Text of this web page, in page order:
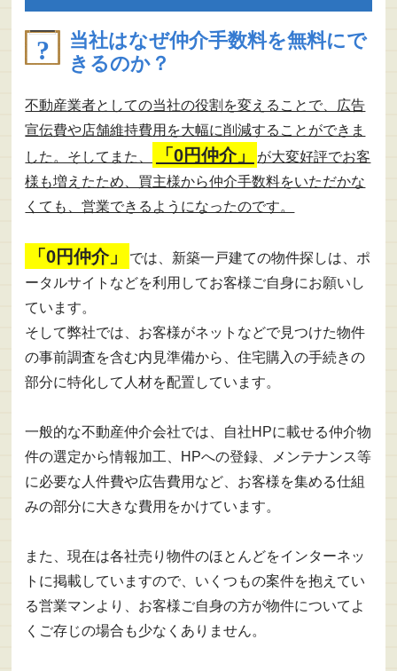
当社はなぜ仲介手数料を無料にで
きるのか？
不動産業者としての当社の役割を変えることで、広告
宣伝費や店舗維持費用を大幅に削減することができま
した。そしてまた、
「0円仲介」
が大変好評でお客
様も増えたため、買主様から仲介手数料をいただかな
くても、営業できるようになったのです。
「0円仲介」
では、新築一戸建ての物件探しは、ポ
ータルサイトなどを利用してお客様ご自身にお願いし
ています。
そして弊社では、お客様がネットなどで見つけた物件
の事前調査を含む内見準備から、住宅購入の手続きの
部分に特化して人材を配置しています。
一般的な不動産仲介会社では、自社HPに載せる仲介物
件の選定から情報加工、HPへの登録、メンテナンス等
に必要な人件費や広告費用など、お客様を集める仕組
みの部分に大きな費用をかけています。
また、現在は各社売り物件のほとんどをインターネッ
トに掲載していますので、いくつもの案件を抱えてい
る営業マンより、お客様ご自身の方が物件についてよ
くご存じの場合も少なくありません。